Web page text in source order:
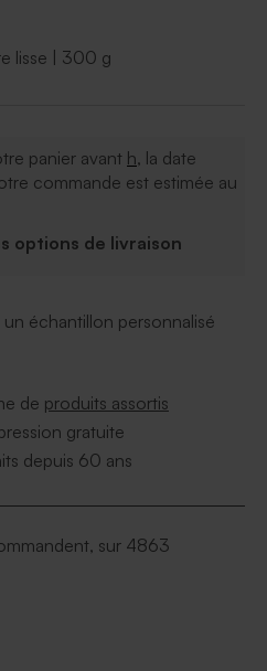
lisse | 300 g
panier avant h, la date
commande est estimée au
options de livraison
échantillon personnalisé
de produits assortis
gratuite
depuis 60 ans
sur 4863